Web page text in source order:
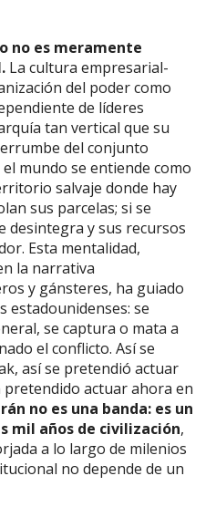
no es meramente
La cultura empresarial-
del poder como
de líderes
tan vertical que su
del conjunto
mundo se entiende como
salvaje donde hay
sus parcelas; si se
desintegra y sus recursos
Esta mentalidad,
la narrativa
y gánsteres, ha guiado
estadounidenses: se
se captura o mata a
el conflicto. Así se
así se pretendió actuar
pretendido actuar ahora en
no es una banda: es un
mil años de civilización,
a lo largo de milenios
no depende de un